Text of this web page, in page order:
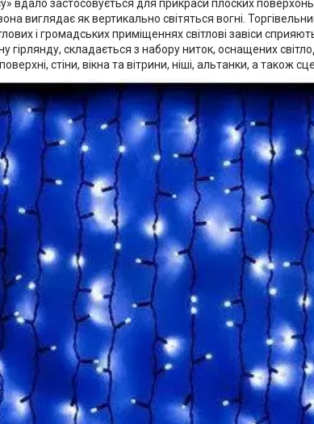
вдало застосовується для прикраси плоских
виглядає як вертикально світяться вогні.
і громадських приміщеннях світлові завіси
гірлянду, складається з набору ниток, оснащених
стіни, вікна та вітрини, ніші, альтанки, а також